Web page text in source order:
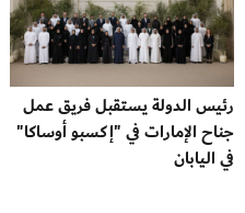
رئيس الدولة يستقبل فريق عمل
جناح الإمارات في "إكسبو أوساكا"
في اليابان